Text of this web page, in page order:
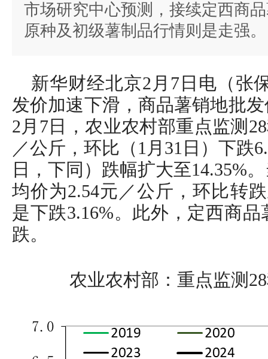
市场研究中心预测，接续定西商
原种及初级薯制品行情则是走强。
新华财经北京2月7日电（张
发价加速下滑，商品薯销地批
2月7日，农业农村部重点监测
／公斤，环比（1月31日）下跌
日，下同）跌幅扩大至14.35%
均价为2.54元／公斤，环比转
是下跌3.16%。此外，定西商
跌。
农业农村部：重点监测